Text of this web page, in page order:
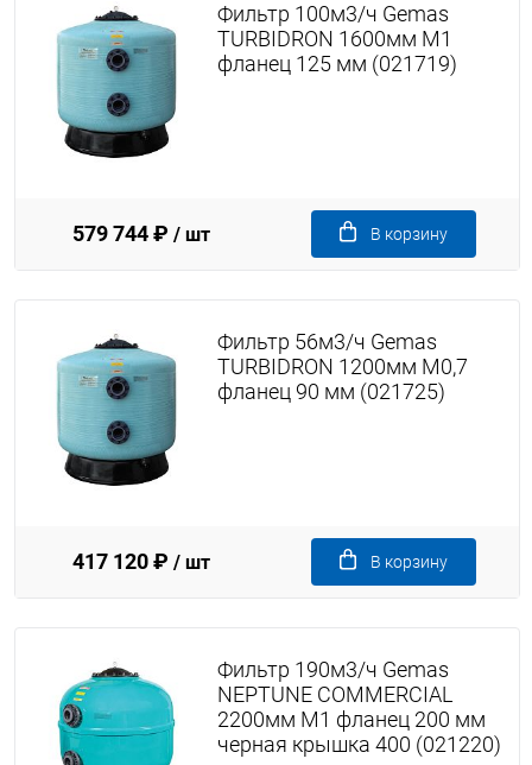
Фильтр 100м3/ч Gemas
TURBIDRON 1600мм M1
фланец 125 мм (021719)
579 744 ₽ / шт В корзину
Фильтр 56м3/ч Gemas
TURBIDRON 1200мм M0,7
фланец 90 мм (021725)
417 120 ₽ / шт В корзину
Фильтр 190м3/ч Gemas
NEPTUNE COMMERCIAL
2200мм М1 фланец 200 мм
черная крышка 400 (021220)